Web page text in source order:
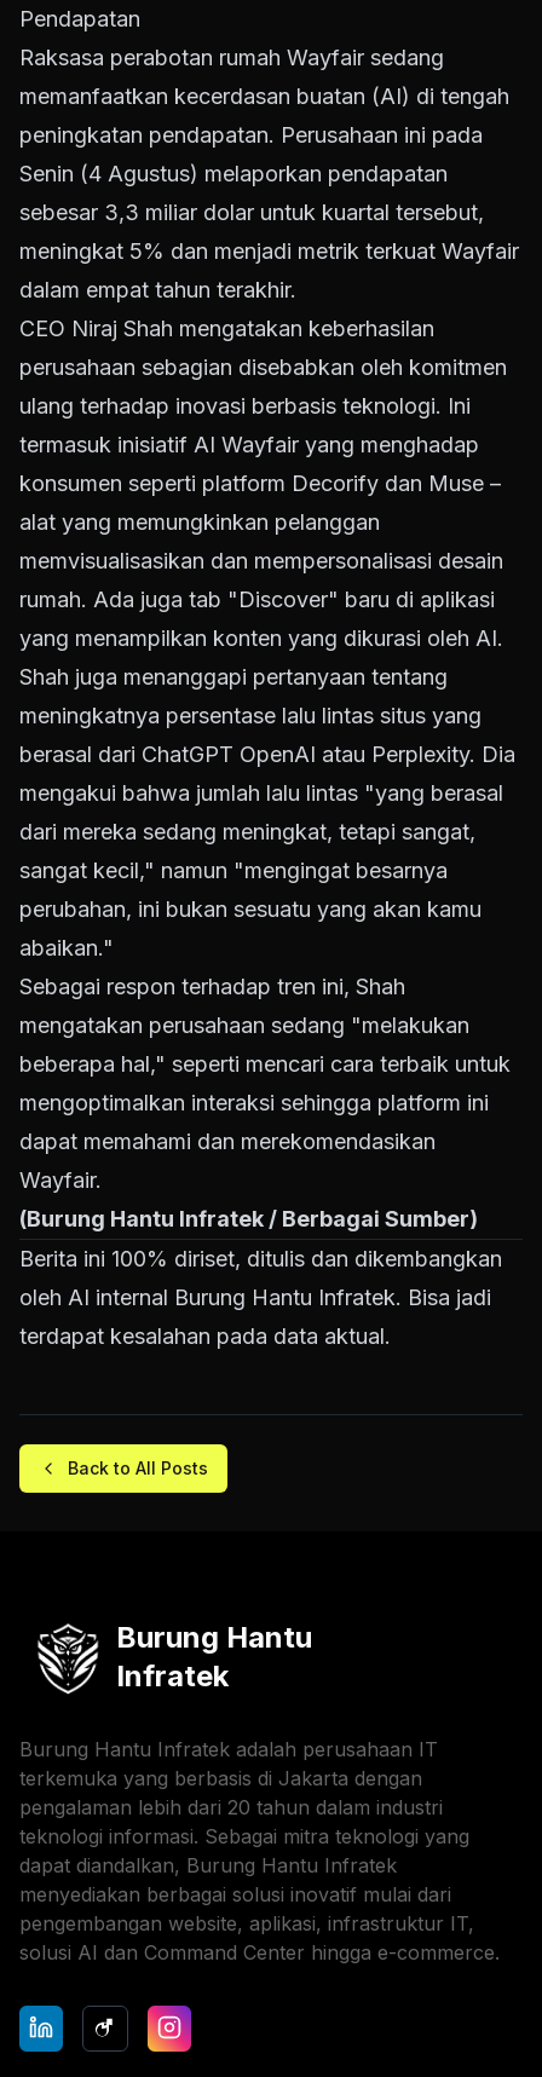
Pendapatan
Raksasa perabotan rumah Wayfair sedang
memanfaatkan kecerdasan buatan (AI) di tengah
peningkatan pendapatan. Perusahaan ini pada
Senin (4 Agustus) melaporkan pendapatan
sebesar 3,3 miliar dolar untuk kuartal tersebut,
meningkat 5% dan menjadi metrik terkuat Wayfair
dalam empat tahun terakhir.
CEO Niraj Shah mengatakan keberhasilan
perusahaan sebagian disebabkan oleh komitmen
ulang terhadap inovasi berbasis teknologi. Ini
termasuk inisiatif AI Wayfair yang menghadap
konsumen seperti platform Decorify dan Muse –
alat yang memungkinkan pelanggan
memvisualisasikan dan mempersonalisasi desain
rumah. Ada juga tab "Discover" baru di aplikasi
yang menampilkan konten yang dikurasi oleh AI.
Shah juga menanggapi pertanyaan tentang
meningkatnya persentase lalu lintas situs yang
berasal dari ChatGPT OpenAI atau Perplexity. Dia
mengakui bahwa jumlah lalu lintas "yang berasal
dari mereka sedang meningkat, tetapi sangat,
sangat kecil," namun "mengingat besarnya
perubahan, ini bukan sesuatu yang akan kamu
abaikan."
Sebagai respon terhadap tren ini, Shah
mengatakan perusahaan sedang "melakukan
beberapa hal," seperti mencari cara terbaik untuk
mengoptimalkan interaksi sehingga platform ini
dapat memahami dan merekomendasikan
Wayfair.
(Burung Hantu Infratek / Berbagai Sumber)
Berita ini 100% diriset, ditulis dan dikembangkan
oleh AI internal Burung Hantu Infratek. Bisa jadi
terdapat kesalahan pada data aktual.
Back to All Posts
Burung Hantu
Infratek
Burung Hantu Infratek adalah perusahaan IT
terkemuka yang berbasis di Jakarta dengan
pengalaman lebih dari 20 tahun dalam industri
teknologi informasi. Sebagai mitra teknologi yang
dapat diandalkan, Burung Hantu Infratek
menyediakan berbagai solusi inovatif mulai dari
pengembangan website, aplikasi, infrastruktur IT,
solusi AI dan Command Center hingga e-commerce.